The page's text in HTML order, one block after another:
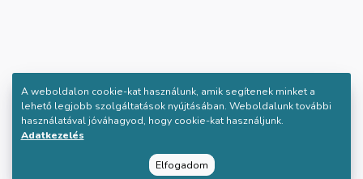
A weboldalon cookie-kat használunk, amik segítenek minket a
lehető legjobb szolgáltatások nyújtásában. Weboldalunk további
használatával jóváhagyod, hogy cookie-kat használjunk.
Adatkezelés
Elfogadom